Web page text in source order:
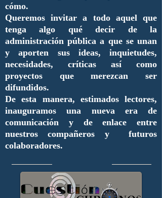
cómo.
Queremos invitar a todo aquel que
tenga algo qué decir de la
administración pública a que se unan
y aporten sus ideas, inquietudes,
necesidades, críticas así como
proyectos que merezcan ser
difundidos.
De esta manera, estimados lectores,
inauguramos una nueva era de
comunicación y de enlace entre
nuestros compañeros y futuros
colaboradores.